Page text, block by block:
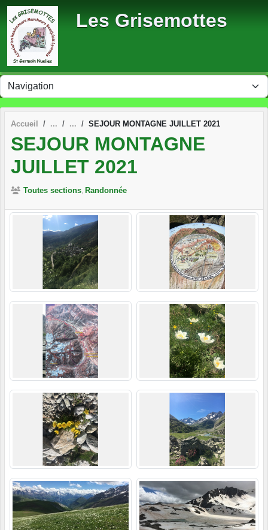
Les Grisemottes
Accueil SEJOUR MONTAGNE JUILLET 2021
SEJOUR MONTAGNE
JUILLET 2021
Toutes sections Randonnée
Panneau de gestion des cookies